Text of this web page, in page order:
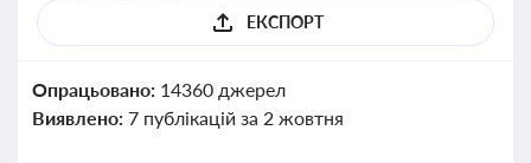
ЕКСПОРТ
Опрацьовано: 14360 джерел
Виявлено: 7 публікацій за 2 жовтня